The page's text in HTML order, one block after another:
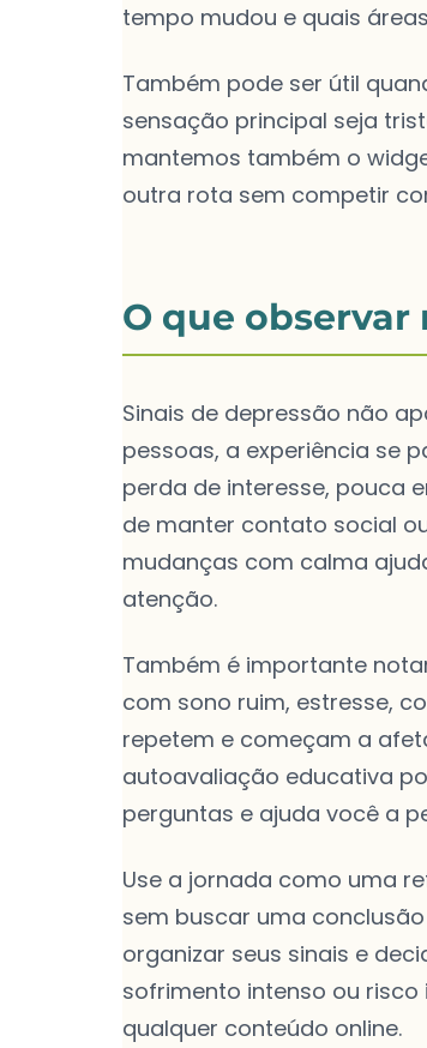
tempo mudou e quais
Também pode ser útil
sensação principal seja
mantemos também o
outra rota sem competir
O que observar
Sinais de depressão não
pessoas, a experiência se
perda de interesse, pouca
de manter contato social
mudanças com calma
atenção.
Também é importante
com sono ruim, estresse,
repetem e começam a
autoavaliação educativa
perguntas e ajuda você a
Use a jornada como uma
sem buscar uma
organizar seus sinais e
sofrimento intenso ou
qualquer conteúdo online.